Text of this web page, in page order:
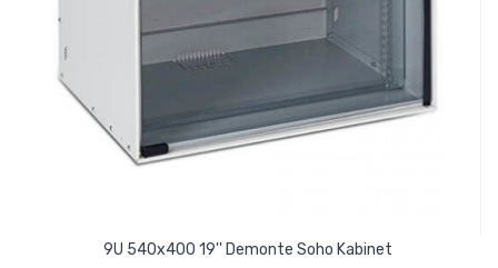
9U 540x400 19'' Demonte Soho Kabinet